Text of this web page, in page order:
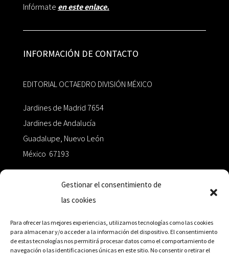
Gestionar el consentimiento de
las cookies
Para ofrecer las mejores experiencias, utilizamos tecnologías como las cookies
para almacenar y/o acceder a la información del dispositivo. El consentimiento
de estas tecnologías nos permitirá procesar datos como el comportamiento de
navegación o las identificaciones únicas en este sitio. No consentir o retirar el
Infórmate en este enlace.
INFORMACIÓN DE CONTACTO
EDITORIAL OCTAEDRO DIVISIÓN MÉXICO
Jardines de Madrid 7654
Jardines de Andalucía
Guadalupe, Nuevo León
México 67193
+52 811.499.5638
RED DE DISTRIBUCIÓN